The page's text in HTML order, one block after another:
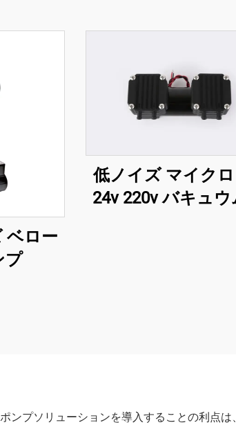
ベロー
プ
低ノイズ マイク
24v 220v バキュウ
ンプソリューションを導入することの利点